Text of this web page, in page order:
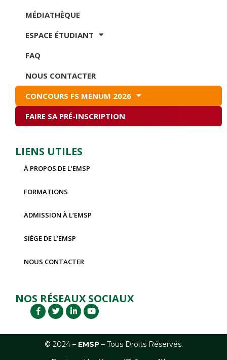
MÉDIATHÈQUE
ESPACE ÉTUDIANT
FAQ
NOUS CONTACTER
CONCOURS FS MENUM 2026
FAIRE SA PRÉ-INSCRIPTION
LIENS UTILES
À PROPOS DE L’EMSP
FORMATIONS
ADMISSION À L’EMSP
SIÈGE DE L’EMSP
NOUS CONTACTER
NOS RÉSEAUX SOCIAUX
© 2024 – EMSP– Tous Droits Réservés.